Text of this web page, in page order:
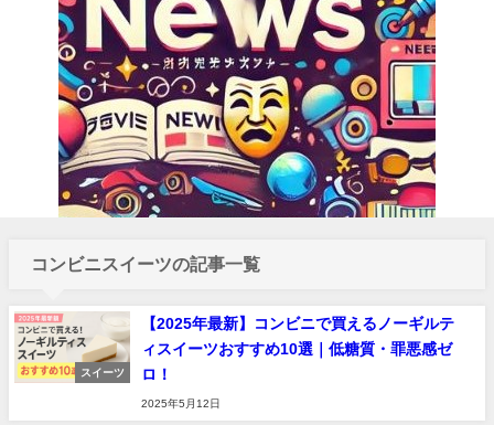
コンビニスイーツの記事一覧
スイーツ
【2025年最新】コンビニで買えるノーギルテ
ィスイーツおすすめ10選｜低糖質・罪悪感ゼ
ロ！
2025年5月12日